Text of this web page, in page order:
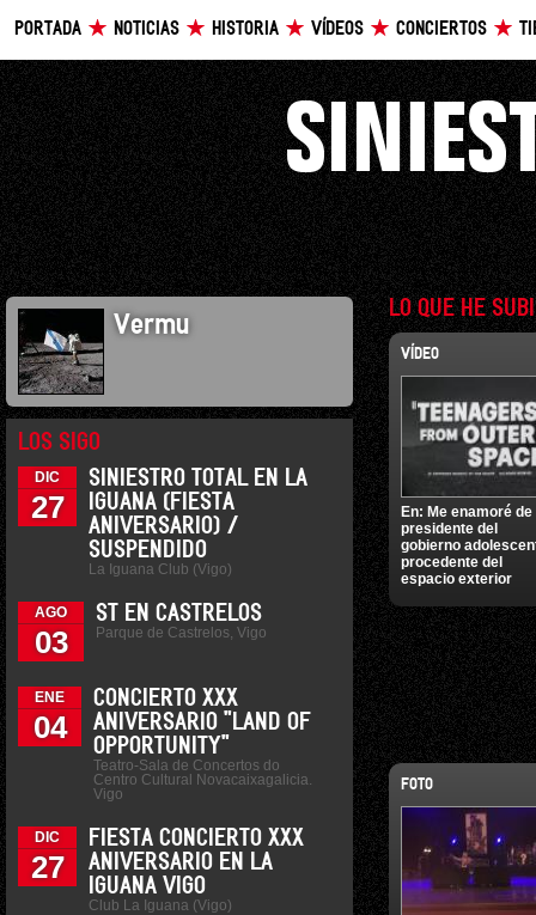
PORTADA NOTICIAS HISTORIA VÍDEOS CONCIERTOS
Vermu
LOS SIGO
DIC
27
SINIESTRO TOTAL EN LA
IGUANA (FIESTA
ANIVERSARIO) /
SUSPENDIDO
La Iguana Club (Vigo)
AGO
03
ST EN CASTRELOS
Parque de Castrelos, Vigo
ENE
04
CONCIERTO XXX
ANIVERSARIO "LAND OF
OPPORTUNITY"
Teatro-Sala de Concertos do
Centro Cultural Novacaixagalicia.
Vigo
DIC
27
FIESTA CONCIERTO XXX
ANIVERSARIO EN LA
IGUANA VIGO
Club La Iguana (Vigo)
LO QUE HE
VÍDEO
En: Me enamoré de
presidente del
gobierno
procedente del
espacio exterior
FOTO